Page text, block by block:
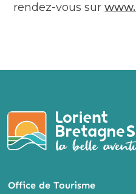
rendez-vous sur
Office de Tourisme